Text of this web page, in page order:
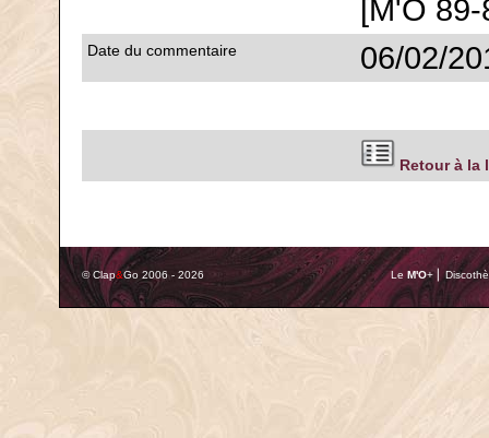
[M'O
Date du commentaire 06/02/
Retour à la
© Clap&Go 2006 - 2026 Le M'O+ ⎢